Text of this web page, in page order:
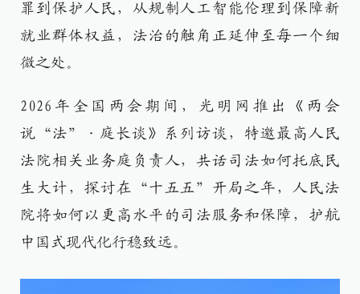
罪到保护人民，从规制人工智能伦理到保障新
就业群体权益，法治的触角正延伸至每一个细
微之处。
2026年全国两会期间，光明网推出《两会
说“法”·庭长谈》系列访谈，特邀最高人民
法院相关业务庭负责人，共话司法如何托底民
生大计，探讨在“十五五”开局之年，人民法
院将如何以更高水平的司法服务和保障，护航
中国式现代化行稳致远。